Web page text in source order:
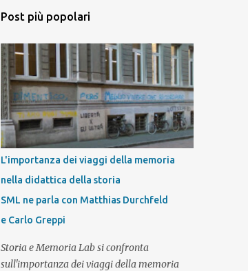
Post più popolari
L'importanza dei viaggi della memoria
nella didattica della storia
SML ne parla con Matthias Durchfeld
e Carlo Greppi
Storia e Memoria Lab si confronta
sull'importanza dei viaggi della memoria